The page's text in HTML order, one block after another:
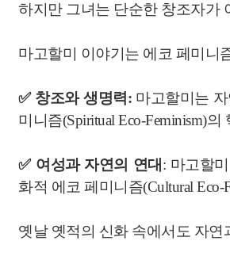
하지만 그녀는 단순한 창조자가
마고할미 이야기는 에코 페미니
✅ 창조와 생명력: 마고할미는
미니즘(Spiritual Eco-Feminism)
✅ 여성과 자연의 연대 : 마고할
화적 에코 페미니즘(Cultural Eco-
옛날 옛적의 신화 속에서도 자